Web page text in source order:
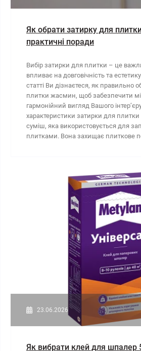
Як обрати затирку для
практичні поради
Вибір затирки для плитки – це
впливає на довговічність та
статті Ви дізнаєтеся, як правильно
плитки жасмин, щоб забезпечити
гармонійний вигляд Вашого
характеристики затирки для
суміш, яка використовується для
плитками. Вона захищає плиткове
23.06.2026
Як вибрати клей для шпалер